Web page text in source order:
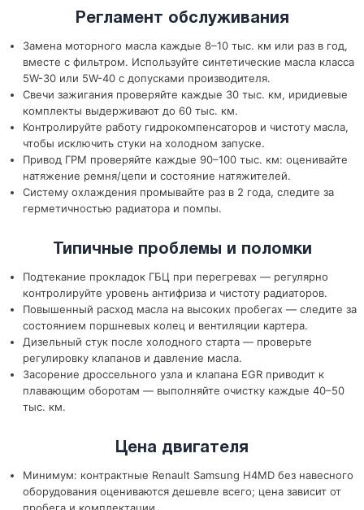
Регламент обслуживания
Замена моторного масла каждые 8–10 тыс. км или раз в год,
вместе с фильтром. Используйте синтетические масла класса
5W-30 или 5W-40 с допусками производителя.
Свечи зажигания проверяйте каждые 30 тыс. км, иридиевые
комплекты выдерживают до 60 тыс. км.
Контролируйте работу гидрокомпенсаторов и чистоту масла,
чтобы исключить стуки на холодном запуске.
Привод ГРМ проверяйте каждые 90–100 тыс. км: оценивайте
натяжение ремня/цепи и состояние натяжителей.
Систему охлаждения промывайте раз в 2 года, следите за
герметичностью радиатора и помпы.
Типичные проблемы и поломки
Подтекание прокладок ГБЦ при перегревах — регулярно
контролируйте уровень антифриза и чистоту радиаторов.
Повышенный расход масла на высоких пробегах — следите за
состоянием поршневых колец и вентиляции картера.
Дизельный стук после холодного старта — проверьте
регулировку клапанов и давление масла.
Засорение дроссельного узла и клапана EGR приводит к
плавающим оборотам — выполняйте очистку каждые 40–50
тыс. км.
Цена двигателя
Минимум: контрактные Renault Samsung H4MD без навесного
оборудования оцениваются дешевле всего; цена зависит от